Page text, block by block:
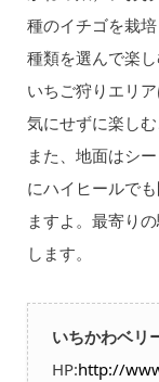
種のイチゴを栽
種類を選んで楽し
いちご狩りエリ
気にせずに楽しむ
また、地面はシ
にハイヒールで
ますよ。最寄り
します。
いちかわベリ
HP:http://